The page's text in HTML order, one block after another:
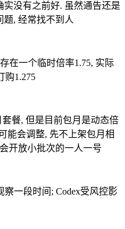
没有之前好. 虽然通告还是
题, 经常找不到人
在一个临时倍率1.75, 实际
购1.275
餐, 但是目前包月是动态倍
能会调整, 先不上架包月相
开放小批次的一人一号
察一段时间; Codex受风控影